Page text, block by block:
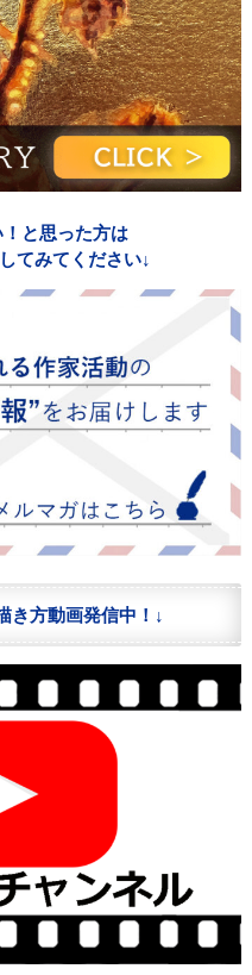
と思った方は
てみてください↓
き方動画発信中！↓